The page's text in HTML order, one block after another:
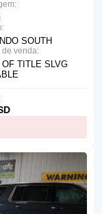
SOUTH
de venda:
OF TITLE SLVG